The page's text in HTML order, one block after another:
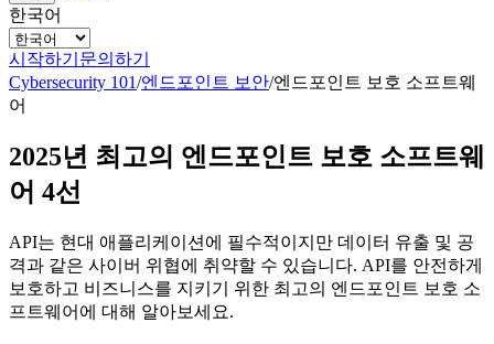
한국어
시작하기 문의하기
Cybersecurity 101/엔드포인트 보안/엔드포인트 보호 소프트웨
어
2025년 최고의 엔드포인트 보호 소프트웨
어 4선
API는 현대 애플리케이션에 필수적이지만 데이터 유출 및 공
격과 같은 사이버 위협에 취약할 수 있습니다. API를 안전하게
보호하고 비즈니스를 지키기 위한 최고의 엔드포인트 보호 소
프트웨어에 대해 알아보세요.